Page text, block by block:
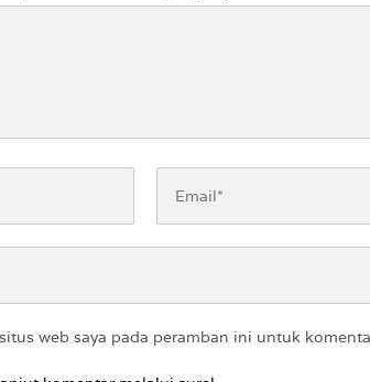
web saya pada peramban ini untuk